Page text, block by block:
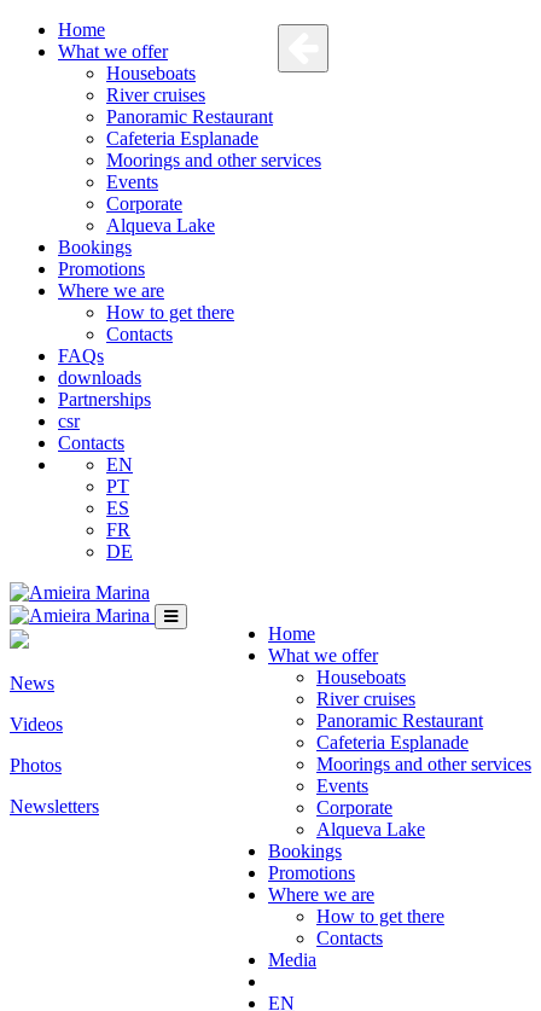
Home
What we offer
Houseboats
River cruises
Panoramic Restaurant
Cafeteria Esplanade
Moorings and other services
Events
Corporate
Alqueva Lake
Bookings
Promotions
Where we are
How to get there
Contacts
FAQs
downloads
Partnerships
csr
Contacts
EN
PT
ES
FR
DE
Home
What we offer
Houseboats
River cruises
Panoramic Restaurant
Cafeteria Esplanade
Moorings and other services
Events
Corporate
Alqueva Lake
Bookings
Promotions
Where we are
How to get there
Contacts
Media
EN
News
Videos
Photos
Newsletters